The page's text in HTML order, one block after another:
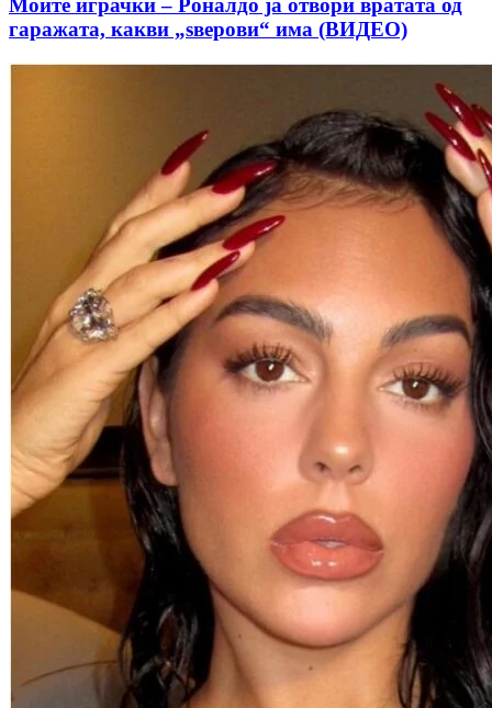
Моите играчки – Роналдо ја отвори вратата од
гаражата, какви „ѕверови“ има (ВИДЕО)